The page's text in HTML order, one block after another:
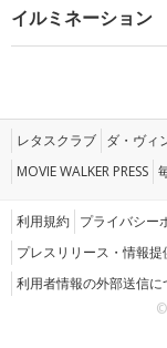
イルミネーション
レタスクラブ ダ・ヴィ
MOVIE WALKER PRESS
利用規約 プライバシー
プレスリリース・情報提
利用者情報の外部送信に